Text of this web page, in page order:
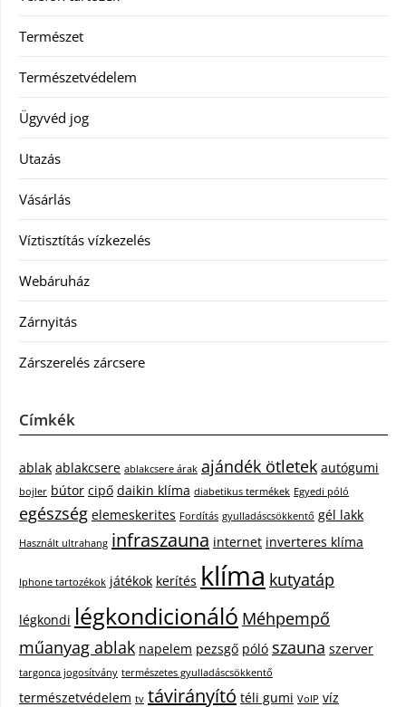
Természet
Természetvédelem
Ügyvéd jog
Utazás
Vásárlás
Víztisztítás vízkezelés
Webáruház
Zárnyitás
Zárszerelés zárcsere
Címkék
ablak ablakcsere ablakcsere árak ajándék ötletek autógumi
bojler bútor cipő daikin klíma diabetikus termékek Egyedi póló
egészség elemeskerites Fordítás gyulladáscsökkentő gél lakk
Használt ultrahang infraszauna internet inverteres klíma
Iphone tartozékok játékok kerítés klíma kutyatáp
légkondi légkondicionáló Méhpempő
műanyag ablak napelem pezsgő póló szauna szerver
targonca jogosítvány természetes gyulladáscsökkentő
természetvédelem tv távirányító téli gumi VoIP víz